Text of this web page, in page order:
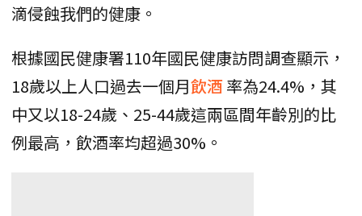
滴侵蝕我們的健康。
根據國民健康署110年國民健康訪問調查顯示，
18歲以上人口過去一個月飲酒率為24.4%，其
中又以18-24歲、25-44歲這兩區間年齡別的比
例最高，飲酒率均超過30%。